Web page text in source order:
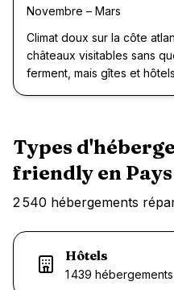
Novembre – Mars
Climat doux sur la côte
châteaux visitables sans
ferment, mais gîtes et
Types
friendly en
2 540 hébergements
Hôtels
1 439 hébergements